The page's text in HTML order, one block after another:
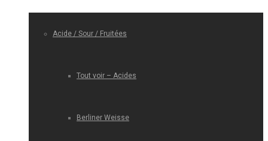
Acide / Sour / Fruitées
Tout voir – Acides
Berliner Weisse